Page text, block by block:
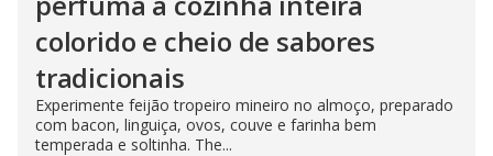
colorido e cheio de sabores
tradicionais
Experimente feijão tropeiro mineiro no almoço, preparado
com bacon, linguiça, ovos, couve e farinha bem
temperada e soltinha. The...